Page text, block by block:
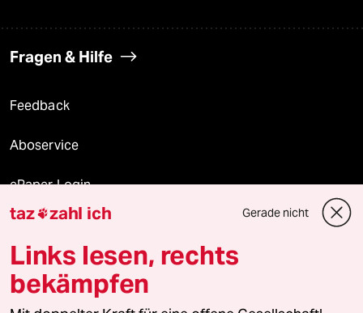
Fragen & Hilfe
Feedback
Aboservice
ePaper Login
Downloads für Abonnierende
© 2026 taz Verlags und Vertriebs GmbH
taz zahl ich Gerade nicht
Links lesen, rechts
bekämpfen